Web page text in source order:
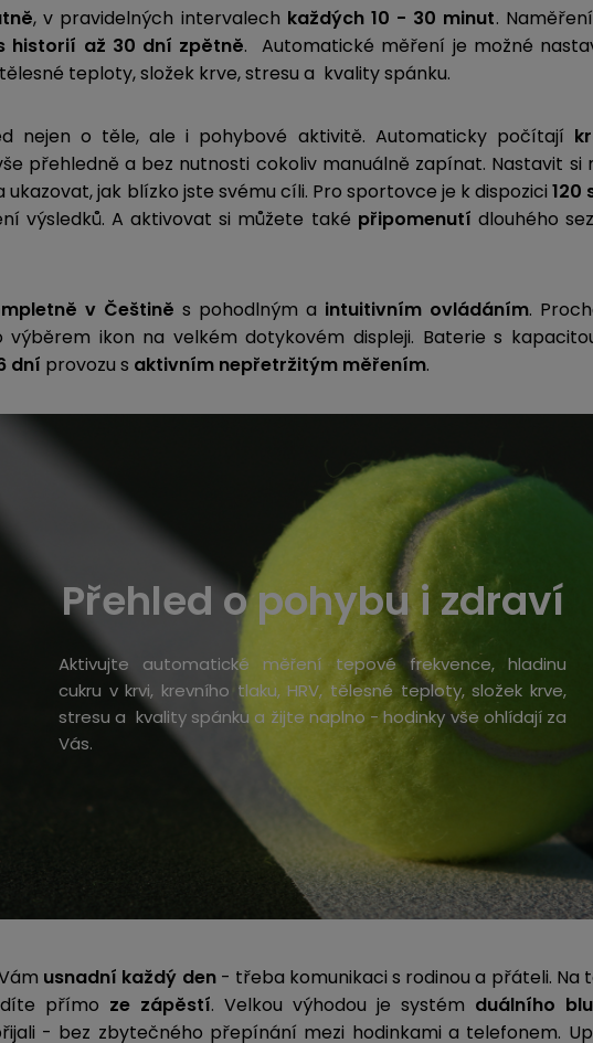
, v pravidelných intervalech každých 10 - 30 minut.
historií až 30 dní zpětně. Automatické měření je možné
teploty, složek krve, stresu a kvality spánku.
nejen o těle, ale i pohybové aktivitě. Automaticky počítají
přehledně a bez nutnosti cokoliv manuálně zapínat. Nastavit si
jak blízko jste svému cíli. Pro sportovce je k dispozici 120
výsledků. A aktivovat si můžete také připomenutí dlouhého
v Češtině s pohodlným a intuitivním ovládáním.
ikon na velkém dotykovém displeji. Baterie s
dní provozu s aktivním nepřetržitým měřením.
Přehled o pohybu i zdraví
Aktivujte automatické měření tepové frekvence, hladinu
cukru v krvi, krevního tlaku, HRV, tělesné teploty, složek krve,
stresu a kvality spánku a žijte naplno - hodinky vše ohlídají za
Vás.
usnadní každý den- třeba komunikaci s rodinou a přáteli. Na
přímo ze zápěstí. Velkou výhodou je systém duálního
- bez zbytečného přepínání mezi hodinkami a telefonem.